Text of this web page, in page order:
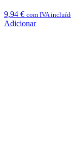
9,94 € com IVA
Adicionar